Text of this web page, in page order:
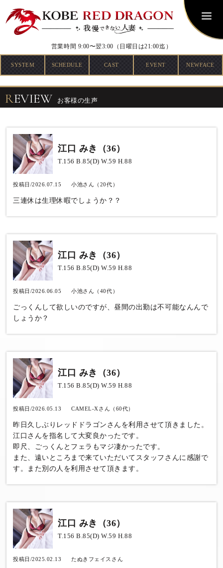
営業時間 9:00〜翌3:00 （日曜日は21:00迄）
SYSTEM SCHEDULE CAST EVENT NEWFACE
REVIEW お客様の生声
江口 みき（36）
T.156 B.85(D) W.59 H.88
投稿日/2026.07.15 小池さん（20代）
三連休は生理休暇でしょうか？？
江口 みき（36）
T.156 B.85(D) W.59 H.88
投稿日/2026.06.05 小池さん（40代）
ごっくんして欲しいのですが、昼間の出勤は不可能なんんで
しょうか？
江口 みき（36）
T.156 B.85(D) W.59 H.88
投稿日/2026.05.13 CAMEL-Xさん（60代）
昨日久しぶりレッドドラゴンさんを利用させて頂きました。
江口さんを指名して大変良かったです。
即尺、ごっくんとフェラもマジ凄かったです。
また、遠いところまで来ていただいてスタッフさんに感謝で
す。また別の人を利用させて頂きます。
江口 みき（36）
T.156 B.85(D) W.59 H.88
投稿日/2025.02.13 たぬきフェイスさん